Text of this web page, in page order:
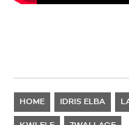
HOME IDRIS ELBA